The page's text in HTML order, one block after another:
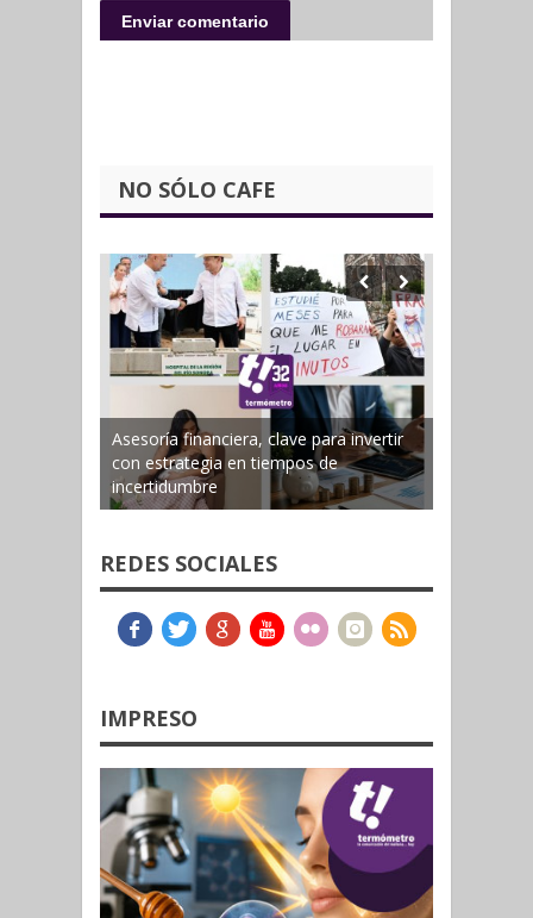
NO SÓLO CAFE
Asesoría financiera, clave para invertir
con estrategia en tiempos de
incertidumbre
REDES SOCIALES
IMPRESO